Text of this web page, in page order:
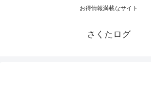
お得情報満載なサイト
さくたログ